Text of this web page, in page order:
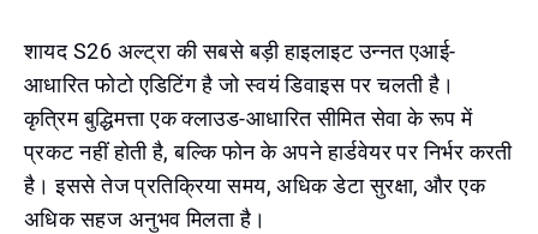
शायद S26 अल्ट्रा की सबसे बड़ी हाइलाइट उन्नत एआई-
आधारित फोटो एडिटिंग है जो स्वयं डिवाइस पर चलती है।
कृत्रिम बुद्धिमत्ता एक क्लाउड-आधारित सीमित सेवा के रूप में
प्रकट नहीं होती है, बल्कि फोन के अपने हार्डवेयर पर निर्भर करती
है। इससे तेज प्रतिक्रिया समय, अधिक डेटा सुरक्षा, और एक
अधिक सहज अनुभव मिलता है।